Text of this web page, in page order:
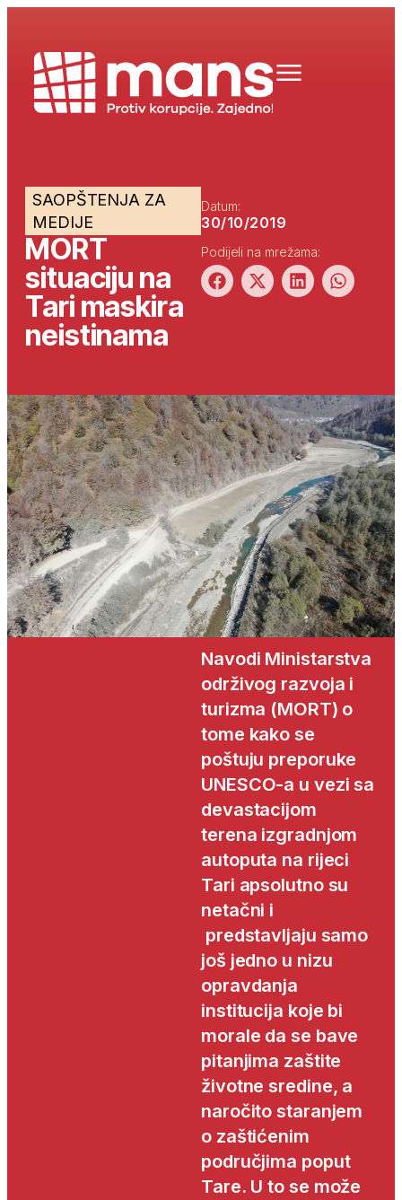
SAOPŠTENJA ZA
MEDIJE
MORT
situaciju na
Tari maskira
neistinama
Datum:
30/10/2019
Podijeli na mrežama:
Navodi Ministarstva
održivog razvoja i
turizma (MORT) o
tome kako se
poštuju preporuke
UNESCO-a u vezi sa
devastacijom
terena izgradnjom
autoputa na rijeci
Tari apsolutno su
netačni i
predstavljaju samo
još jedno u nizu
opravdanja
institucija koje bi
morale da se bave
pitanjima zaštite
životne sredine, a
naročito staranjem
o zaštićenim
područjima poput
Tare. U to se može